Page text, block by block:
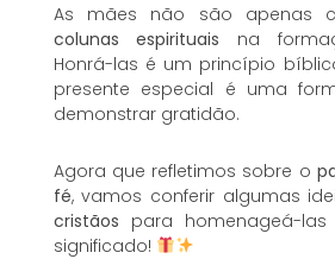
As mães não são apenas
colunas espirituais na
Honrá-las é um princípio
presente especial é uma
demonstrar gratidão.
Agora que refletimos sobre o
fé, vamos conferir algumas
cristãos para homenageá-
significado!